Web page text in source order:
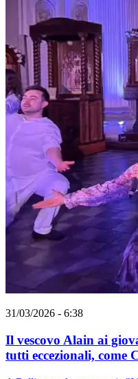
31/03/2026 - 6:38
Il vescovo Alain ai
tutti eccezionali, come